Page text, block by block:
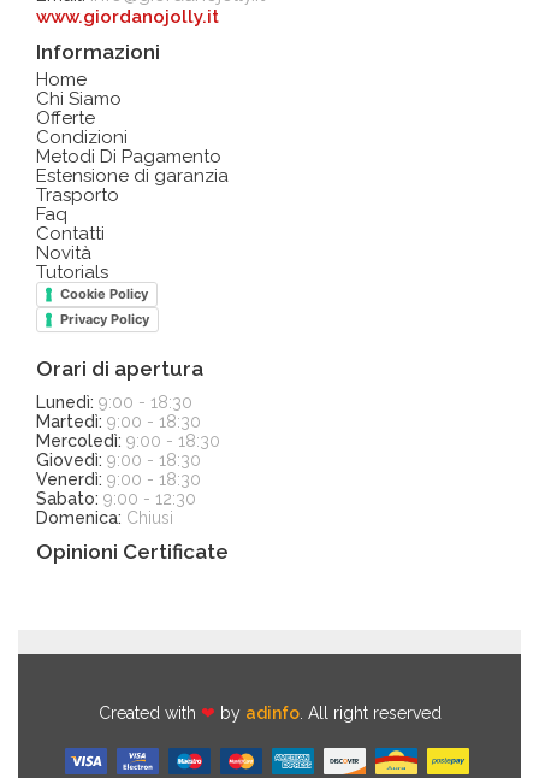
www.giordanojolly.it
Informazioni
Home
Chi Siamo
Offerte
Condizioni
Metodi Di Pagamento
Estensione di garanzia
Trasporto
Faq
Contatti
Novità
Tutorials
Cookie Policy
Privacy Policy
Orari di apertura
Lunedì: 9:00 - 18:30
Martedì: 9:00 - 18:30
Mercoledì: 9:00 - 18:30
Giovedì: 9:00 - 18:30
Venerdì: 9:00 - 18:30
Sabato: 9:00 - 12:30
Domenica: Chiusi
Opinioni Certificate
Created with ❤ by adinfo. All right reserved